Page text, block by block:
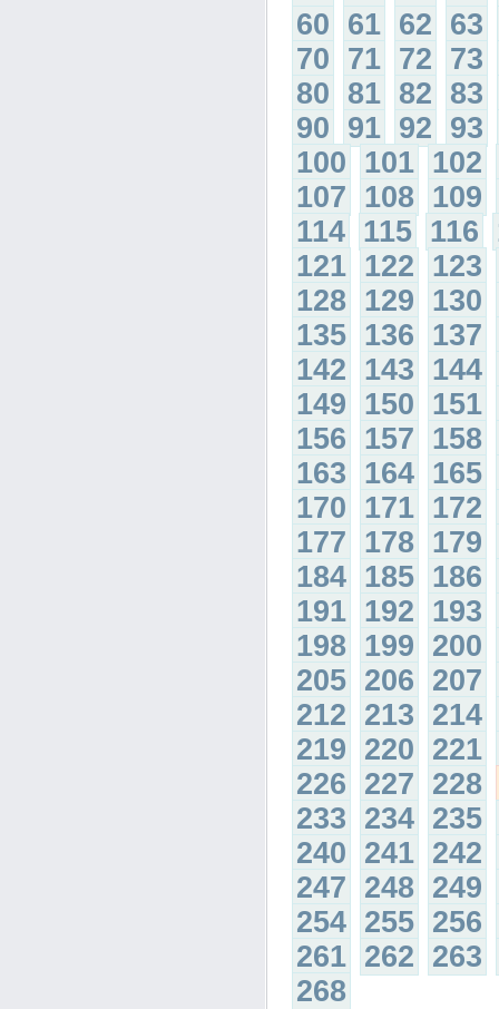
60 61 62 63
70 71 72 73
80 81 82 83
90 91 92 93
100 101 102
107 108 109
114 115 116
121 122 123
128 129 130
135 136 137
142 143 144
149 150 151
156 157 158
163 164 165
170 171 172
177 178 179
184 185 186
191 192 193
198 199 200
205 206 207
212 213 214
219 220 221
226 227 228
233 234 235
240 241 242
247 248 249
254 255 256
261 262 263
268